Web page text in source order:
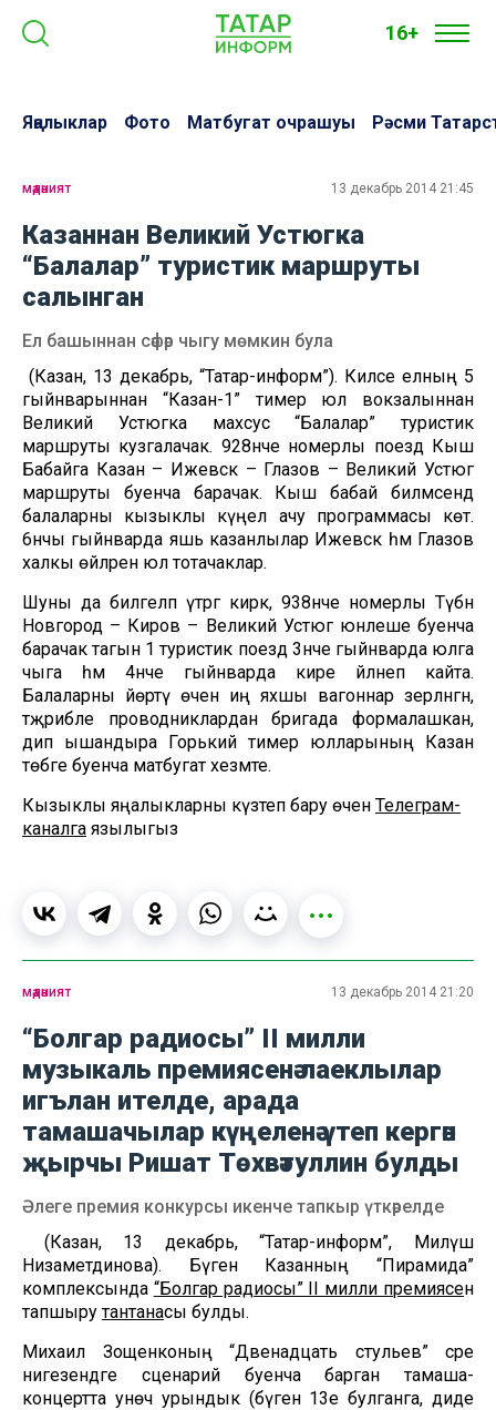
16+
Яңалыклар Фото Матбугат очрашуы Рәсми
мәдәният 13 декабрь 2014 21:45
Казаннан Великий Устюгка
“Балалар” туристик маршруты
салынган
Ел башыннан сәфәр чыгу мөмкин була
(Казан, 13 декабрь, “Татар-информ”). Киләсе елның 5
гыйнварыннан “Казан-1” тимер юл вокзалыннан
Великий Устюгка махсус “Балалар” туристик
маршруты кузгалачак. 928нче номерлы поезд Кыш
Бабайга Казан – Ижевск – Глазов – Великий Устюг
маршруты буенча барачак. Кыш бабай биләмәсендә
балаларны кызыклы күңел ачу программасы көтә.
6нчы гыйнварда яшь казанлылар Ижевск һәм Глазов
халкы өйләренә юл тотачаклар.
Шуны да билгеләп үтәргә кирәк, 938нче номерлы Түбән
Новгород – Киров – Великий Устюг юнәлеше буенча
барачак тагын 1 туристик поезд 3нче гыйнварда юлга
чыга һәм 4нче гыйнварда кире әйләнеп кайта.
Балаларны йөртү өчен иң яхшы вагоннар әзерләнгән,
тәҗрибәле проводниклардан бригада формалашкан,
дип ышандыра Горький тимер юлларының Казан
төбәге буенча матбугат хезмәте.
Кызыклы яңалыкларны күзәтеп бару өчен Телеграм-
каналга язылыгыз
мәдәният 13 декабрь 2014 21:20
“Болгар радиосы” II милли
музыкаль премиясенә лаеклылар
игълан ителде, арада
тамашачылар күңеленә үтеп кергән
җырчы Ришат Төхвәтуллин булды
Әлеге премия конкурсы икенче тапкыр үткәрелде
(Казан, 13 декабрь, “Татар-информ”, Миләүшә
Низаметдинова). Бүген Казанның “Пирамида”
комплексында “Болгар радиосы” II милли премиясен
тапшырутантанасы булды.
Михаил Зощенконың “Двенадцать стульев” әсәре
нигезендәге сценарий буенча барган тамаша-
концертта унөч урындык (бүген 13е булганга, диде